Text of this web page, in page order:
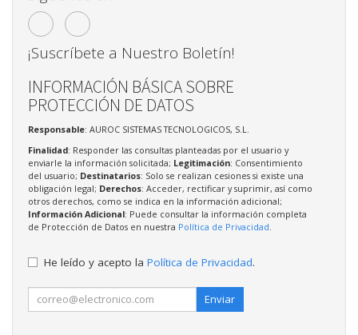
¡Suscríbete a Nuestro Boletín!
INFORMACIÓN BÁSICA SOBRE
PROTECCIÓN DE DATOS
Responsable: AUROC SISTEMAS TECNOLOGICOS, S.L.
Finalidad: Responder las consultas planteadas por el usuario y
enviarle la información solicitada; Legitimación: Consentimiento
del usuario; Destinatarios: Solo se realizan cesiones si existe una
obligación legal; Derechos: Acceder, rectificar y suprimir, así como
otros derechos, como se indica en la información adicional;
Información Adicional: Puede consultar la información completa
de Protección de Datos en nuestra Política de Privacidad.
He leído y acepto la Política de Privacidad.
Enviar